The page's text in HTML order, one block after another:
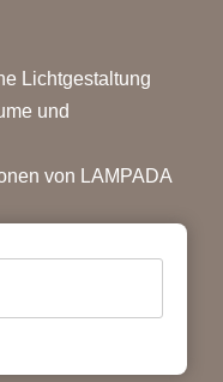
Lichtgestaltung
und
von LAMPADA